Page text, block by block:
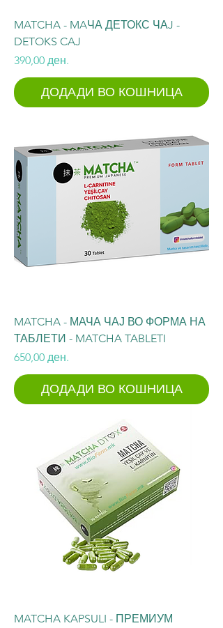
MATCHA - MAЧА ДЕТОКС ЧАJ -
DETOKS CAJ
Price
390,00 ден.
ДОДАДИ ВО КОШНИЦА
MATCHA - МАЧА ЧАЈ ВО ФОРМА НА
ТАБЛЕТИ - MATCHA TABLETI
Price
650,00 ден.
ДОДАДИ ВО КОШНИЦА
MATCHA KAPSULI - ПРЕМИУМ